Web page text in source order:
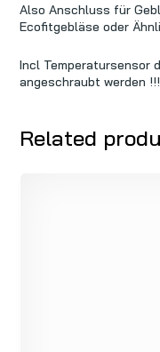
Also Anschluss für
Ecofitgebläse oder
Incl Temperatursensor
angeschraubt werden
Related